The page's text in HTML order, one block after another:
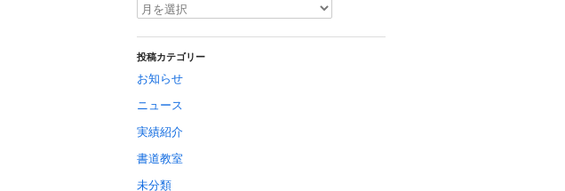
投稿カテゴリー
お知らせ
ニュース
実績紹介
書道教室
未分類